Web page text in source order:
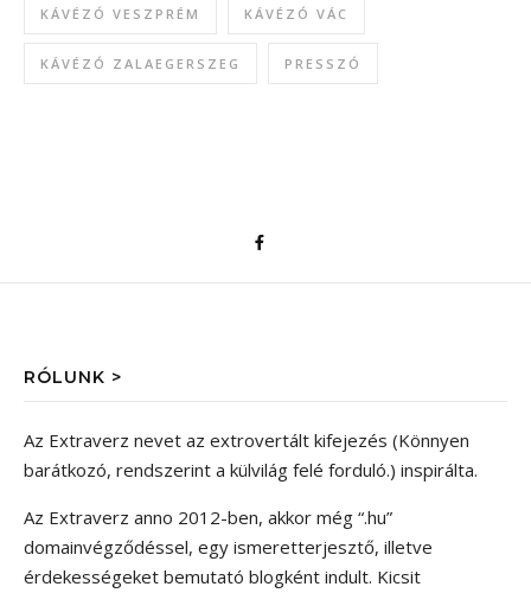
KÁVÉZÓ VESZPRÉM KÁVÉZÓ VÁC
KÁVÉZÓ ZALAEGERSZEG PRESSZÓ
RÓLUNK >
Az Extraverz nevet az extrovertált kifejezés (Könnyen
barátkozó, rendszerint a külvilág felé forduló.) inspirálta.
Az Extraverz anno 2012-ben, akkor még “.hu”
domainvégződéssel, egy ismeretterjesztő, illetve
érdekességeket bemutató blogként indult. Kicsit